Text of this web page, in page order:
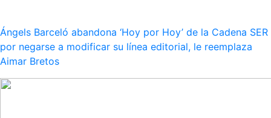
Ángels Barceló abandona ‘Hoy por Hoy’ de la Cadena SER
por negarse a modificar su línea editorial, le reemplaza
Aimar Bretos